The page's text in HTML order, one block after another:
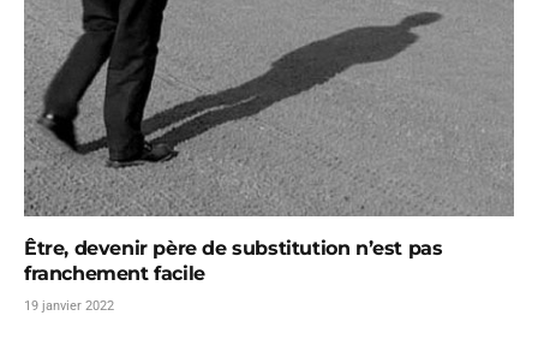
Être, devenir père de substitution n’est pas
franchement facile
19 janvier 2022